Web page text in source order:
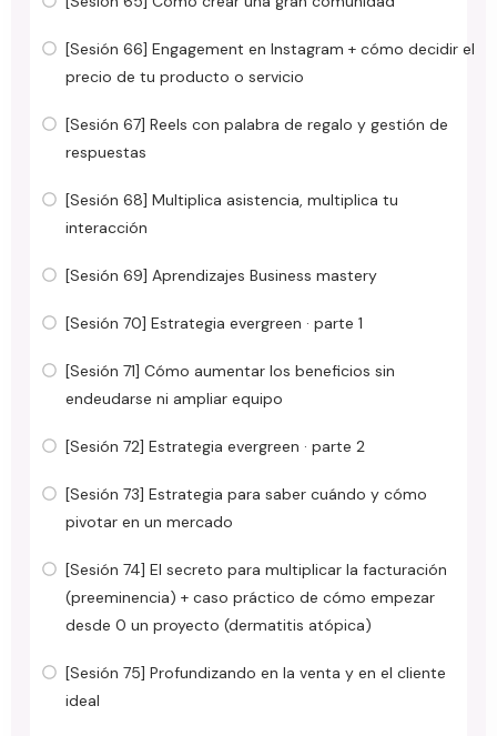
[Sesión 66] Engagement en Instagram + cómo decidir el
precio de tu producto o servicio
[Sesión 67] Reels con palabra de regalo y gestión de
respuestas
[Sesión 68] Multiplica asistencia, multiplica tu
interacción
[Sesión 69] Aprendizajes Business mastery
[Sesión 70] Estrategia evergreen · parte 1
[Sesión 71] Cómo aumentar los beneficios sin
endeudarse ni ampliar equipo
[Sesión 72] Estrategia evergreen · parte 2
[Sesión 73] Estrategia para saber cuándo y cómo
pivotar en un mercado
[Sesión 74] El secreto para multiplicar la facturación
(preeminencia) + caso práctico de cómo empezar
desde 0 un proyecto (dermatitis atópica)
[Sesión 75] Profundizando en la venta y en el cliente
ideal